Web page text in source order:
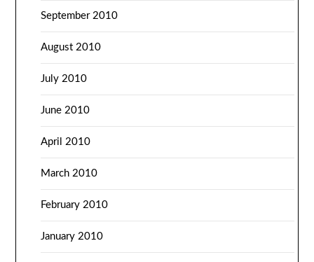
September 2010
August 2010
July 2010
June 2010
April 2010
March 2010
February 2010
January 2010